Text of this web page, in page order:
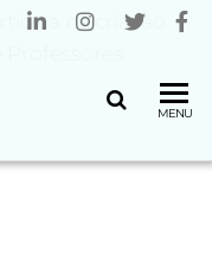
MENU
na criação